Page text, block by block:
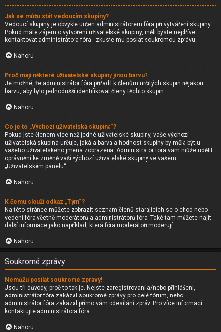
Jak se můžu stát vedoucím skupiny?
Vedoucí skupiny je obvykle určen administrátorem fóra při vytváření skupiny.
Pokud máte zájem o vytvoření uživatelské skupiny, měli byste nejdříve
kontaktovat administrátora fóra - zkuste mu poslat soukromou zprávu.
Nahoru
Proč mají některé uživatelské skupiny jinou barvu?
Je možné, že administrátor fóra přiřadil k členům určitých skupin nějakou
barvu, aby bylo jednodušší identifikovat členy těchto skupin.
Nahoru
Co je to „Výchozí uživatelská skupina“?
Pokud jste členem více než jedné uživatelské skupiny, vaše výchozí
uživatelská skupina určuje, jaká a barva a hodnost skupiny by měla být u
vašeho uživatelského jména zobrazena. Administrátor fóra vám může udělit
oprávnění ke změně vaší výchozí uživatelské skupiny ve vašem
„Uživatelském panelu“.
Nahoru
K čemu slouží odkaz „Tým“?
Na této stránce můžete zobrazit seznam členů starajících se o chod nebo
vedení fóra včetně moderátorů a administrátorů fóra. Také tam můžete najít
další informace jako například, která fóra moderátoři moderují.
Nahoru
Soukromé zprávy
Nemůžu posílat soukromé zprávy!
Jsou tři důvody, proč to tak je. Nejste zaregistrovaní a/nebo přihlášení,
administrátor fóra zakázal soukromé zprávy pro celé fórum, nebo
administrátor fóra zakázal přímo vám odesílání zpráv. Pro více informací
kontaktujte administrátora fóra.
Nahoru